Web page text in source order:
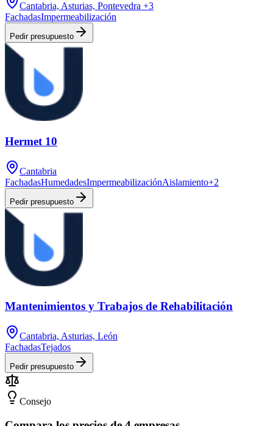
Cantabria, Asturias, Pontevedra +3
FachadasImpermeabilización
Pedir presupuesto
Hermet 10
Cantabria
FachadasHumedadesImpermeabilizaciónAislamiento+2
Pedir presupuesto
Mantenimientos y Trabajos de Rehabilitación
Cantabria, Asturias, León
FachadasTejados
Pedir presupuesto
Consejo